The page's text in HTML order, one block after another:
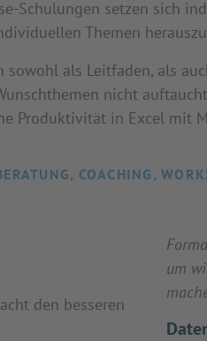
Schulungen setzen sich
Themen
als Leitfaden, als
nicht
Produktivität in Excel mit
COACHING,
den besseren
um